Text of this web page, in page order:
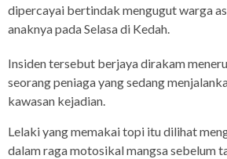
dipercayai bertindak mengugut warga
anaknya pada Selasa di Kedah.
Insiden tersebut berjaya dirakam
seorang peniaga yang sedang
kawasan kejadian.
Lelaki yang memakai topi itu dilihat
dalam raga motosikal mangsa sebelum